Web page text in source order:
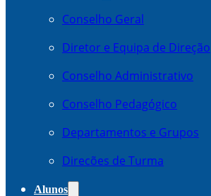
Conselho Geral
Diretor e Equipa de Direção
Conselho Administrativo
Conselho Pedagógico
Departamentos e Grupos
Direcões de Turma
Alunos